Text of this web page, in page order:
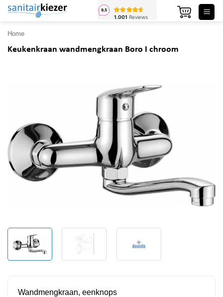
Ga
inhoud
Home
Keukenkraan wandmengkraan Boro I chroom
Wandmengkraan, eenknops